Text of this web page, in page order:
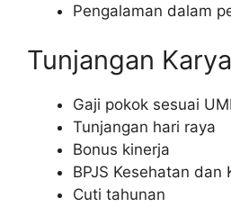
Pengalaman dalam
Tunjangan
Gaji pokok sesuai
Tunjangan hari raya
Bonus kinerja
BPJS Kesehatan dan
Cuti tahunan